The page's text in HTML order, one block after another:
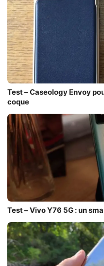
Test – Caseology Envoy
coque
Test – Vivo Y76 5G : un